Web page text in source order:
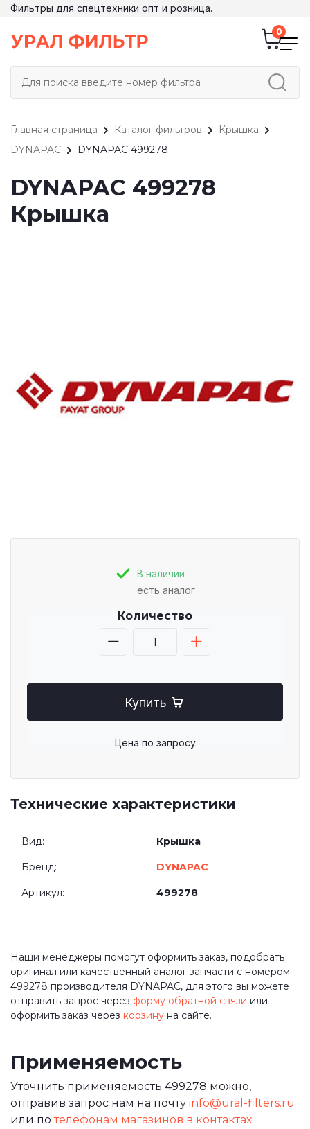
Фильтры для спецтехники опт и розница.
Главная страница Каталог фильтров
Крышка
DYNAPAC
DYNAPAC 499278
DYNAPAC 499278
Крышка
В наличии
есть аналог
Количество
Купить
Цена по запросу
Технические характеристики
Вид: Крышка
Бренд: DYNAPAC
Артикул: 499278
Наши менеджеры помогут оформить заказ, подобрать
оригинал или качественный аналог запчасти с номером
499278 производителя DYNAPAC, для этого вы можете
отправить запрос через форму обратной связи или
оформить заказ через корзину на сайте.
Применяемость
Уточнить применяемость 499278 можно,
отправив запрос нам на почту info@ural-filters.ru
или потелефонам магазинов в контактах.